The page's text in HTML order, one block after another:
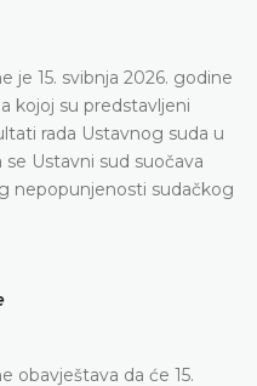
je 15. svibnja 2026. godine
kojoj su predstavljeni
rada Ustavnog suda u
se Ustavni sud suočava
nepopunjenosti sudačkog
obavještava da će 15.